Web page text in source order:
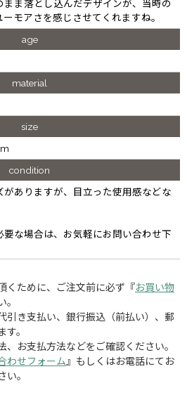
ま落とし込んだデザインが、当時の
モアさを感じさせてくれますね。
age
material
size
condition
ありますが、目立った使用感などな
な場合は、お気軽にお問い合わせ下
くために、ご注文前に必ず『お買い物
。
引き支払い、銀行振込（前払い）、郵
。
、お支払方法などをご確認ください。
わせフォーム 』もしくはお電話にてお
い。